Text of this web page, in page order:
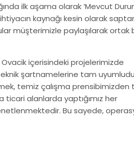
ilk aşama olarak ‘Mevcut
kaynağı kesin olarak
müşterimizle paylaşılarak ortak
içerisindeki projelerimizde
şartnamelerine tam
temiz çalışma prensibimizden
ticari alanlarda yaptığımız her
Bu sayede,